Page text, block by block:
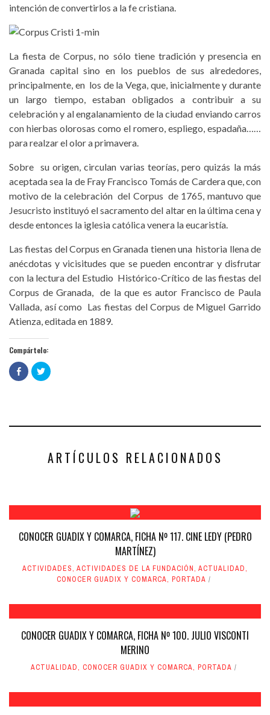
intención de convertirlos a la fe cristiana.
La fiesta de Corpus, no sólo tiene tradición y presencia en
Granada capital sino en los pueblos de sus alrededores,
principalmente, en los de la Vega, que, inicialmente y durante
un largo tiempo, estaban obligados a contribuir a su
celebración y al engalanamiento de la ciudad enviando carros
con hierbas olorosas como el romero, espliego, espadaña……
para realzar el olor a primavera.
Sobre su origen, circulan varias teorías, pero quizás la más
aceptada sea la de Fray Francisco Tomás de Cardera que, con
motivo de la celebración del Corpus de 1765, mantuvo que
Jesucristo instituyó el sacramento del altar en la última cena y
desde entonces la iglesia católica venera la eucaristía.
Las fiestas del Corpus en Granada tienen una historia llena de
anécdotas y vicisitudes que se pueden encontrar y disfrutar
con la lectura del Estudio Histórico-Crítico de las fiestas del
Corpus de Granada, de la que es autor Francisco de Paula
Vallada, así como Las fiestas del Corpus de Miguel Garrido
Atienza, editada en 1889.
Compártelo:
Haz
clic
para
en
Haz
clic
en
ARTÍCULOS RELACIONADOS
CONOCER GUADIX Y COMARCA, FICHA Nº 117. CINE LEDY (PEDRO
MARTÍNEZ)
ACTIVIDADES, ACTIVIDADES DE LA FUNDACIÓN, ACTUALIDAD,
CONOCER GUADIX Y COMARCA, PORTADA
CONOCER GUADIX Y COMARCA, FICHA Nº 100. JULIO VISCONTI
MERINO
ACTUALIDAD, CONOCER GUADIX Y COMARCA, PORTADA